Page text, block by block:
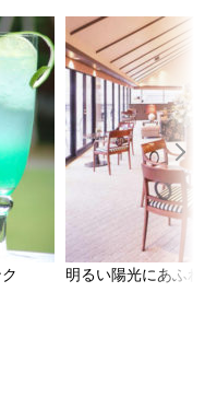
明るい陽光にあふ